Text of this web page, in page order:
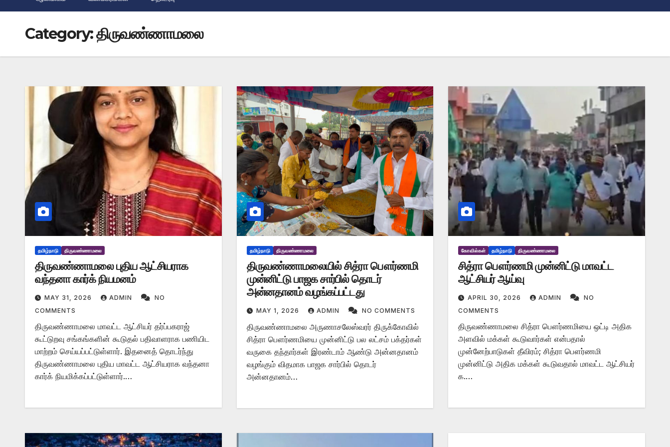
Category:திருவண்ணாமலை
தமிழ்நாடு திருவண்ணாமலை
திருவண்ணாமலை புதிய ஆட்சியராக
வந்தனா கார்க் நியமனம்
MAY 31, 2026 ADMIN
NO
COMMENTS
திருவண்ணாமலை மாவட்ட ஆட்சியர் தர்ப்பகராஜ்
கூட்டுறவு சங்கங்களின் கூடுதல் பதிவாளராக பணியிட
மாற்றம் செய்யப்பட்டுள்ளார். இதனைத் தொடர்ந்து
திருவண்ணாமலை புதிய மாவட்ட ஆட்சியராக வந்தனா
கார்க் நியமிக்கப்பட்டுள்ளார்.…
தமிழ்நாடு திருவண்ணாமலை
திருவண்ணாமலையில் சித்ரா பௌர்ணமி
முன்னிட்டு பாஜக சார்பில் தொடர்
அன்னதானம் வழங்கப்பட்டது
MAY 1, 2026 ADMIN NO COMMENTS
திருவண்ணாமலை அருணாசலேஸ்வரர் திருக்கோவில்
சித்ரா பௌர்ணமியை முன்னிட்டு பல லட்சம் பக்தர்கள்
வருகை தந்தார்கள் இரண்டாம் ஆண்டு அன்னதானம்
வழங்கும் விதமாக பாஜக சார்பில் தொடர்
அன்னதானம்…
கோவில்கள் தமிழ்நாடு திருவண்ணாமலை
சித்ரா பௌர்ணமி முன்னிட்டு மாவட்ட
ஆட்சியர் ஆய்வு
APRIL 30, 2026 ADMIN
NO
COMMENTS
திருவண்ணாமலை சித்ரா பௌர்ணமியை ஒட்டி அதிக
அளவில் மக்கள் கூடுவார்கள் என்பதால்
முன்னேற்பாடுகள் தீவிரம்; சித்ரா பௌர்ணமி
முன்னிட்டு அதிக மக்கள் கூடுவதால் மாவட்ட ஆட்சியர்
க.…